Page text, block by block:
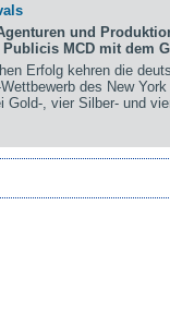
und
MCD mit dem
Erfolg kehren die
des New
Gold-, vier Silber- und